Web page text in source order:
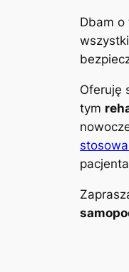
Dbam
Oferuję
tym